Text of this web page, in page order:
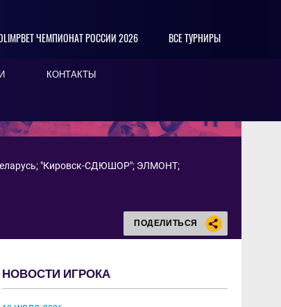
ЧЕМПИОНАТ РОССИИ 2026 ВСЕ ТУРНИРЫ
КОНТАКТЫ
; "Кировск-СДЮШОР"; ЭЛМОНТ;
ПОДЕЛИТЬСЯ
НОВОСТИ ИГРОКА